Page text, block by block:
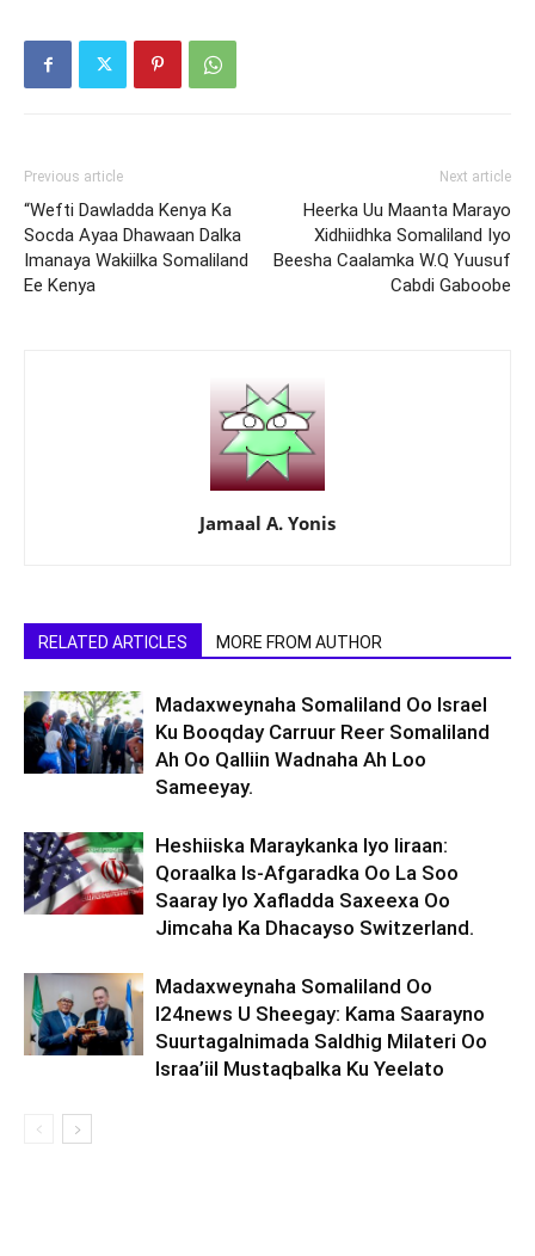
Previous article
“Wefti Dawladda Kenya Ka
Socda Ayaa Dhawaan Dalka
Imanaya Wakiilka Somaliland
Ee Kenya
Next article
Heerka Uu Maanta Marayo
Xidhiidhka Somaliland Iyo
Beesha Caalamka W.Q Yuusuf
Cabdi Gaboobe
Jamaal A. Yonis
RELATED ARTICLES MORE FROM AUTHOR
Madaxweynaha Somaliland Oo Israel
Ku Booqday Carruur Reer Somaliland
Ah Oo Qalliin Wadnaha Ah Loo
Sameeyay.
Heshiiska Maraykanka Iyo Iiraan:
Qoraalka Is-Afgaradka Oo La Soo
Saaray Iyo Xafladda Saxeexa Oo
Jimcaha Ka Dhacayso Switzerland.
Madaxweynaha Somaliland Oo
I24news U Sheegay: Kama Saarayno
Suurtagalnimada Saldhig Milateri Oo
Israa’iil Mustaqbalka Ku Yeelato